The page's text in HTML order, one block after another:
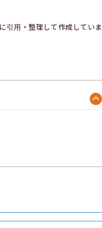
引用・整理して作成していま